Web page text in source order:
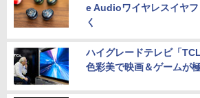
e Audioワイヤレスイヤ
く
ハイグレードテレビ「
色彩美で映画＆ゲームが